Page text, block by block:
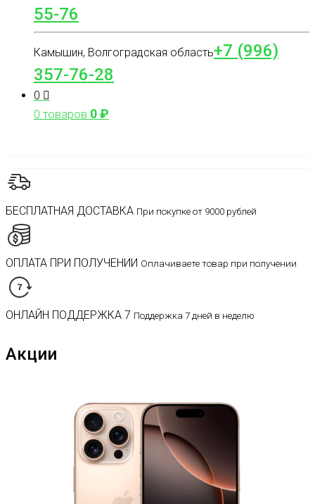
55-76
Камышин, Волгоградская область+7 (996)
357-76-28
0
0 товаров 0₽
БЕСПЛАТНАЯ ДОСТАВКА При покупке от 9000 рублей
ОПЛАТА ПРИ ПОЛУЧЕНИИ Оплачиваете товар при получении
ОНЛАЙН ПОДДЕРЖКА 7 Поддержка 7 дней в неделю
Акции